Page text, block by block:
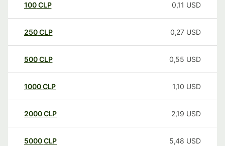
100CLP 0,11 USD
250CLP 0,27 USD
500CLP 0,55 USD
1000CLP 1,10 USD
2000CLP 2,19 USD
5000CLP 5,48 USD